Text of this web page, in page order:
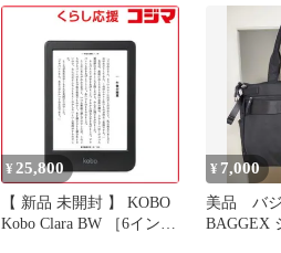
ルス 非売品
¥ 25,800
【 新品 未開封 】 KOBO
Kobo Clara BW ［6インチ
¥ 7,000
美品 バ
BAGGEX